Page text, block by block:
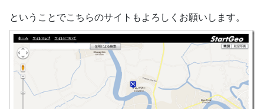
ということでこちらのサイトもよろしくお願いします。